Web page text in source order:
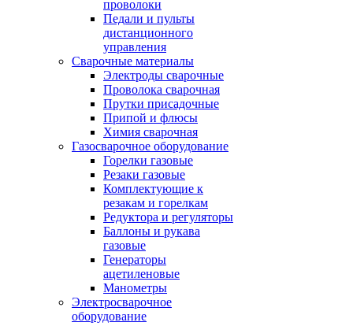
проволоки
Педали и пульты
дистанционного
управления
Сварочные материалы
Электроды сварочные
Проволока сварочная
Прутки присадочные
Припой и флюсы
Химия сварочная
Газосварочное оборудование
Горелки газовые
Резаки газовые
Комплектующие к
резакам и горелкам
Редуктора и регуляторы
Баллоны и рукава
газовые
Генераторы
ацетиленовые
Манометры
Электросварочное
оборудование